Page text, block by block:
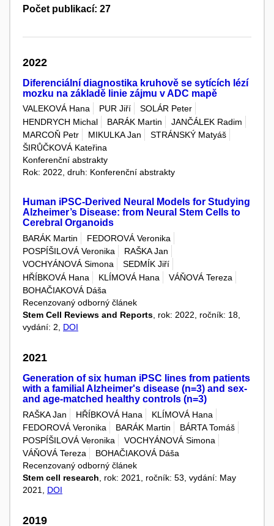
Počet publikací: 27
2022
Diferenciální diagnostika kruhově se sytících lézí
mozku na základě linie zájmu v ADC mapě
VALEKOVÁ Hana PUR Jiří
SOLÁR Peter
HENDRYCH Michal
BARÁK Martin
JANČÁLEK Radim
MARCOŇ Petr
MIKULKA Jan
STRÁNSKÝ Matyáš
ŠIRŮČKOVÁ Kateřina
Konferenční abstrakty
Rok: 2022, druh: Konferenční abstrakty
Human iPSC-Derived Neural Models for Studying
Alzheimer’s Disease: from Neural Stem Cells to
Cerebral Organoids
BARÁK Martin
FEDOROVÁ Veronika
POSPÍŠILOVÁ Veronika
RAŠKA Jan
VOCHYÁNOVÁ Simona
SEDMÍK Jiří
HŘÍBKOVÁ Hana
KLÍMOVÁ Hana
VÁŇOVÁ Tereza
BOHAČIAKOVÁ Dáša
Recenzovaný odborný článek
Stem Cell Reviews and Reports , rok: 2022, ročník: 18,
vydání: 2, DOI
2021
Generation of six human iPSC lines from patients
with a familial Alzheimer's disease (n=3) and sex-
and age-matched healthy controls (n=3)
RAŠKA Jan HŘÍBKOVÁ Hana
KLÍMOVÁ Hana
FEDOROVÁ Veronika
BARÁK Martin
BÁRTA Tomáš
POSPÍŠILOVÁ Veronika
VOCHYÁNOVÁ Simona
VÁŇOVÁ Tereza
BOHAČIAKOVÁ Dáša
Recenzovaný odborný článek
Stem cell research, rok: 2021, ročník: 53, vydání: May
2021, DOI
2019